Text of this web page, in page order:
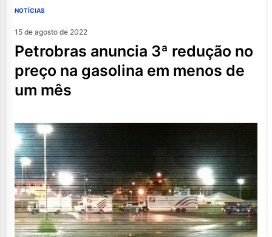
NOTÍCIAS
15 de agosto de 2022
petrobras anuncia 3ª redução no
preço na gasolina em menos de
um mês